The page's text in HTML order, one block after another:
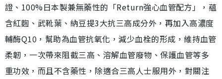
證、100%日本製兼無藥性的「Return強心血管配方」，蘊
含紅麴、武靴葉、納豆提3大抗三高成分外，再加入高濃度
輔酶Q10，幫助為血管抗氧化，減少血栓的形成，維持血管
柔韌，一次帶來阻截三高、溶解血管廢物、保護血管等多
重功效，而且不含藥性，除適合三高人士服用外，對關注